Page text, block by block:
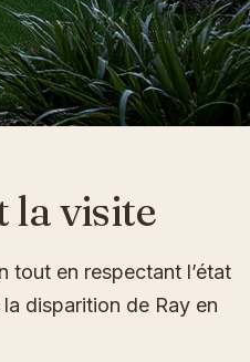
la visite
tout en respectant l’état
disparition de Ray en